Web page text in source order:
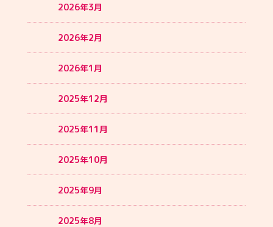
2026年3月
2026年2月
2026年1月
2025年12月
2025年11月
2025年10月
2025年9月
2025年8月